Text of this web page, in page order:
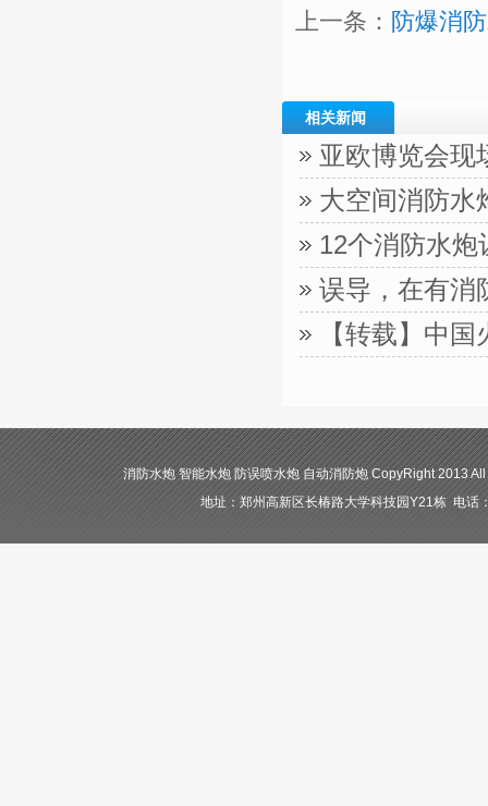
上一条： 防爆消
相关新闻
亚欧博览会现
大空间消防水
12个消防水
误导，在有消
【转载】中
消防水炮 智能水炮 防误喷水炮 自动消防炮 CopyRight 2013
地址：郑州高新区长椿路大学科技园Y21栋 电